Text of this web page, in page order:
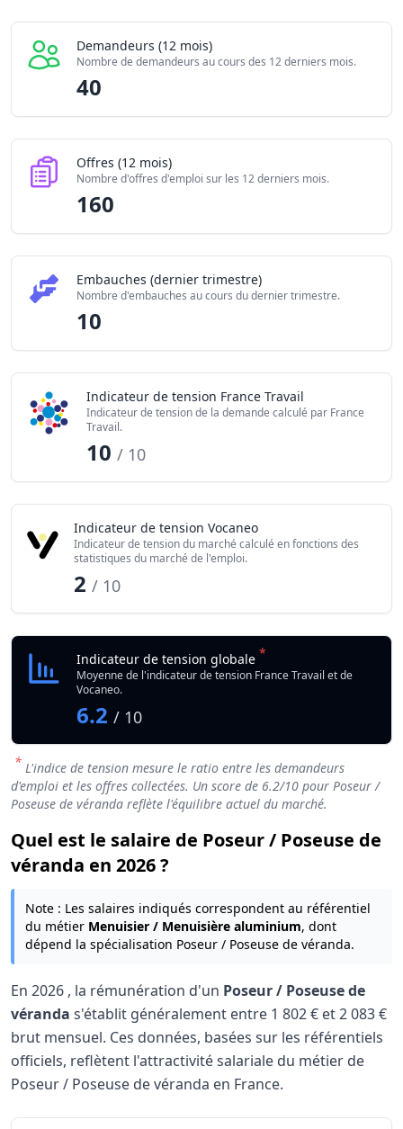
Indice de tension globale
Demandeurs (12 mois)
Nombre de demandeurs au cours des 12 derniers mois.
40
Offres (12 mois)
Nombre d'offres d'emploi sur les 12 derniers mois.
160
Embauches (dernier trimestre)
Nombre d'embauches au cours du dernier trimestre.
10
Indicateur de tension France Travail
Indicateur de tension de la demande calculé par France
Travail.
10/ 10
Indicateur de tension Vocaneo
Indicateur de tension du marché calculé en fonctions des
statistiques du marché de l'emploi.
2 / 10
Indicateur de tension globale *
Moyenne de l'indicateur de tension France Travail et de
Vocaneo.
6.2 / 10
* L'indice de tension mesure le ratio entre les demandeurs
d'emploi et les offres collectées. Un score de 6.2/10 pour Poseur /
Poseuse de véranda reflète l'équilibre actuel du marché.
Quel est le salaire de Poseur / Poseuse de
véranda en 2026 ?
Note : Les salaires indiqués correspondent au référentiel
du métier Menuisier / Menuisière aluminium, dont
dépend la spécialisation Poseur / Poseuse de véranda.
En 2026 , la rémunération d'un Poseur / Poseuse de
véranda s'établit généralement entre 1 802 € et2 083 €
brut mensuel. Ces données, basées sur les référentiels
officiels, reflètent l'attractivité salariale du métier de
Poseur / Poseuse de véranda en France.